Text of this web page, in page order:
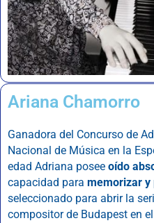
Ariana Chamorro
Ganadora del Concurso de
Nacional de Música en la
edad Adriana posee oído
capacidad para memorizar y
seleccionado para abrir la
compositor de Budapest en